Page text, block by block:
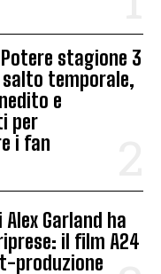
stagione 3
temporale,
e
per
i fan
Alex Garland ha
il film A24
produzione